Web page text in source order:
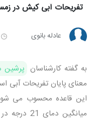
تفریحات آبی کیش در زمستان | ۹ هیجان بی
عادله بانوی
به گفته کارشناسان پرشین
معنای پایان تفریحات آبی
این قاعده محسوب می
میانگین